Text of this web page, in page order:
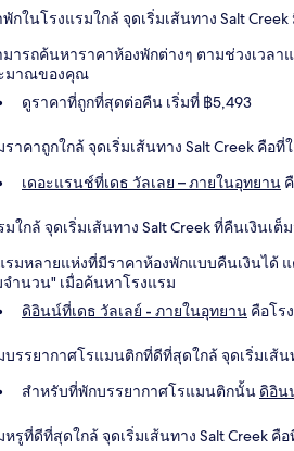
พักในโรงแรมใกล้ จุดเริ่มเส้นทาง Salt
ารถค้นหาราคาห้องพักต่างๆ ตามช่วงเวล
มาณของคุณ
ดูราคาที่ถูกที่สุดต่อคืน เริ่มที่ ฿5,493
าคาถูกใกล้ จุดเริ่มเส้นทาง Salt Creek คือที่
เดอะแรนช์ที่เดธ วัลเลย – ภายในอุทยาน
มใกล้ จุดเริ่มเส้นทาง Salt Creek ที่คืนเงินเ
รมหลายแห่งที่มีราคาห้องพักแบบคืนเงินได้
จำนวน" เมื่อค้นหาโรงแรม
ดิอินน์ที่เดธ วัลเลย์ - ภายในอุทยาน คือโร
บรรยากาศโรแมนติกที่ดีที่สุดใกล้ จุดเริ่มเส้น
สำหรับที่พักบรรยากาศโรแมนติกนั้น ดิอิน
หรูที่ดีที่สุดใกล้ จุดเริ่มเส้นทาง Salt Creek คือ